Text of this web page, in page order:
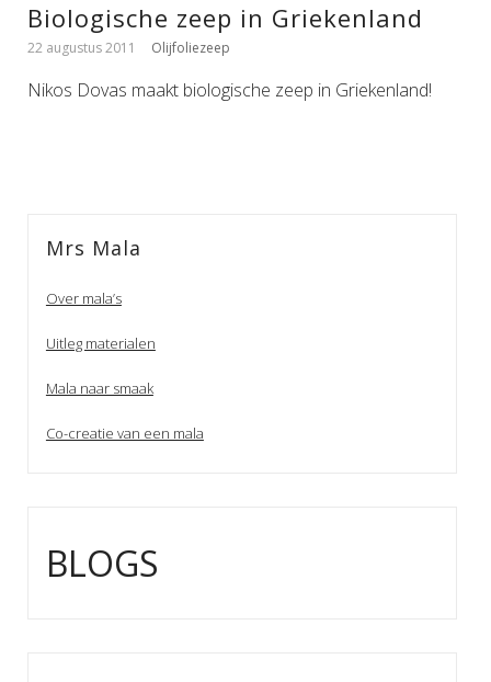
Biologische zeep in Griekenland
22 augustus 2011 Olijfoliezeep
Nikos Dovas maakt biologische zeep in Griekenland!
Mrs Mala
Over mala’s
Uitleg materialen
Mala naar smaak
Co-creatie van een mala
BLOGS